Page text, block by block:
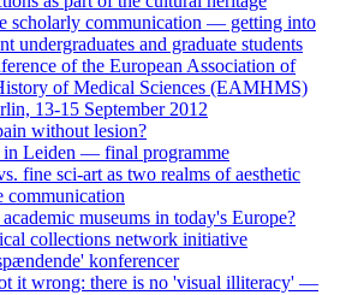
scholarly communication — getting into
undergraduates and graduate students
of the European Association of
of Medical Sciences (EAMHMS)
13-15 September 2012
without lesion?
in Leiden — final programme
fine sci-art as two realms of aesthetic
communication
museums in today's Europe?
collections network initiative
konferencer
it wrong: there is no 'visual illiteracy' —